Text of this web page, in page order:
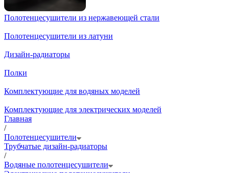
Полотенцесушители из нержавеющей стали
Полотенцесушители из латуни
Дизайн-радиаторы
Полки
Комплектующие для водяных моделей
Комплектующие для электрических моделей
Главная
/
Полотенцесушители
Трубчатые дизайн-радиаторы
/
Водяные полотенцесушители